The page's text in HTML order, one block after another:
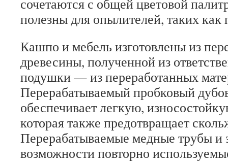
сочетаются с общей цветовой
полезны для опылителей, таких
Кашпо и мебель изготовлены из
древесины, полученной из
подушки — из переработанных
Перерабатываемый пробковый
обеспечивает легкую,
которая также предотвращает
Перерабатываемые медные трубы и
возможности повторно